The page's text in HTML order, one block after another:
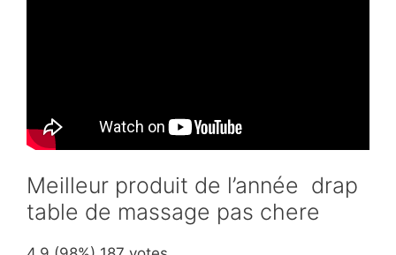
Meilleur produit de l’année drap
table de massage pas chere